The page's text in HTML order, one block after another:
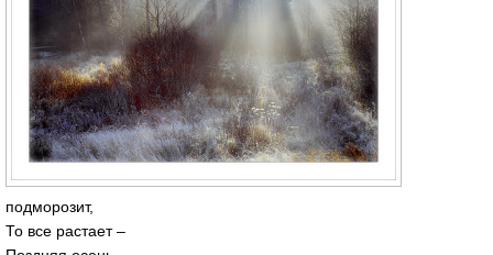
подморозит,
То все растает –